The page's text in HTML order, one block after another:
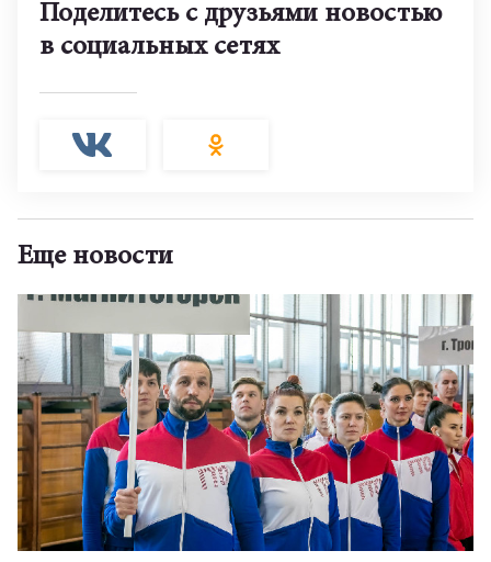
Поделитесь с друзьями новостью
в социальных сетях
Еще новости